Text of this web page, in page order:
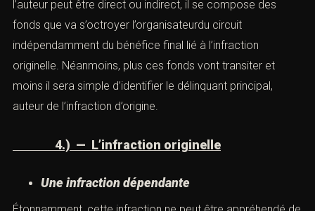
faire office d’intermédiaire afinde la transmettre, en
sachant que cette chose provient d’un crime ou d’un
délit.»). Le profit tiré par l’auteur peut être direct ou
indirect, il se compose des fonds que va s’octroyer
l’organisateurdu circuit indépendamment du bénéfice
fonds vont transiter et moins il sera simple d’identifier le
4.) — L’infraction originelle